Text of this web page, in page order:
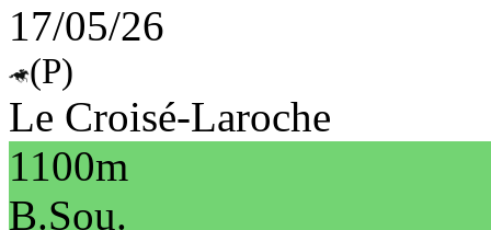
17/05/26
(P)
Le Croisé-Laroche
1100m
B.Sou.